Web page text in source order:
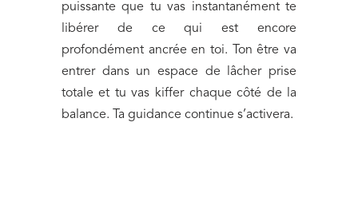
puissante que tu vas instantanément te
libérer de ce qui est encore
profondément ancrée en toi. Ton être va
entrer dans un espace de lâcher prise
totale et tu vas kiffer chaque côté de la
balance. Ta guidance continue s’activera.